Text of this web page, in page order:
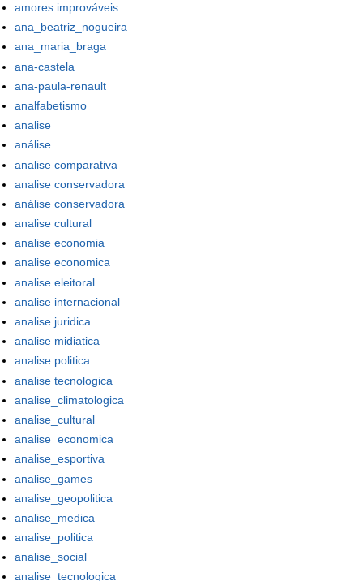
amores improváveis
ana_beatriz_nogueira
ana_maria_braga
ana-castela
ana-paula-renault
analfabetismo
analise
análise
analise comparativa
analise conservadora
análise conservadora
analise cultural
analise economia
analise economica
analise eleitoral
analise internacional
analise juridica
analise midiatica
analise politica
analise tecnologica
analise_climatologica
analise_cultural
analise_economica
analise_esportiva
analise_games
analise_geopolitica
analise_medica
analise_politica
analise_social
analise_tecnologica